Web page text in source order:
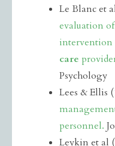
Le Blanc et
evaluation
care
Psychology
Lees & Ellis
personnel.
Leykin et al